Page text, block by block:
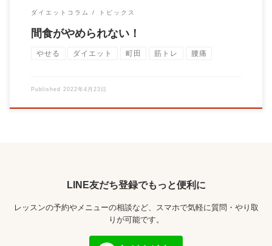
ダイエットコラム トピックス
間食がやめられない！
やせる ダイエット 町田 筋トレ 腰痛
Published 2022年4月23日
LINE友だち登録でもっと便利に
レッスンの予約やメニューの相談など、スマホで気軽に質問・やり取
りが可能です。